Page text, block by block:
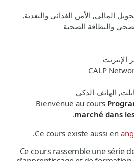
المالي, الأمن الغذائي والتغذية,
والنظافة الصحية
الإنترنت
CALP
الهاتف الذكي
Bienvenue au cours
marché dans
.
Ce cours existe aussi en
.
Ce cours rassemble une série